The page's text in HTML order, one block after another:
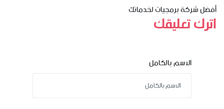
أفضل شركة برمجيات لخدماتك
اترك تعليقك
الاسم بالكامل